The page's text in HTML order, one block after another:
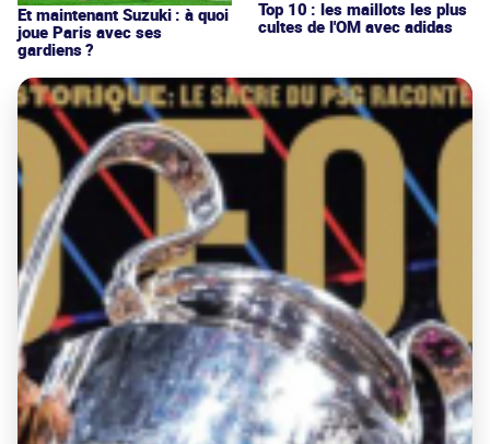
Et maintenant Suzuki : à quoi
joue Paris avec ses
gardiens ?
Top 10 : les maillots les plus
cultes de l'OM avec adidas